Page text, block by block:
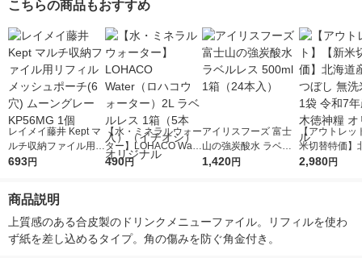
こちらの商品もおすすめ
レイメイ藤井 Kept マ
ルチ収納ファイル用リ
フィル メッシュポー
693円
【水・ミネラルウォー
ター】LOHACO Wate
r（ロハコウォータ
490円
アイリスフーズ 富士
山の強炭酸水 ラベル
レス 500ml 1箱（24
1,420円
【アウトレッ
米切替特価】
ななつぼし 無
2,980円
商品説明
上質感のある合皮製のドリンクメニューファイル。リフィルを使わ
ず紙を差し込めるタイプ。角の傷みを防ぐ角金付き。